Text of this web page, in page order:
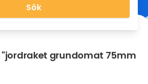
Sök
"jordraket grundomat 75mm